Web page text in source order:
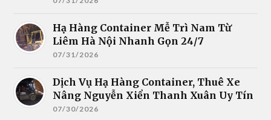
Hạ Hàng Container Mễ Trì Nam Từ
Liêm Hà Nội Nhanh Gọn 24/7
07/31/2026
Dịch Vụ Hạ Hàng Container, Thuê Xe
Nâng Nguyễn Xiển Thanh Xuân Uy Tín
07/30/2026